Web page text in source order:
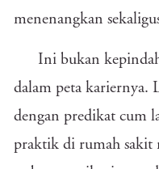
menenangkan
Ini bukan
dalam peta kariernya.
dengan predikat cum
praktik di rumah sakit